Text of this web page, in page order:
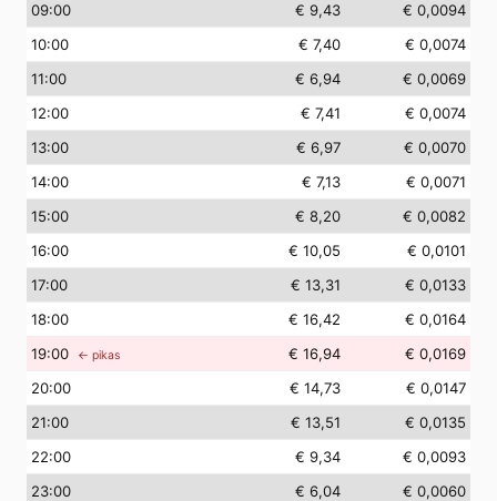
09:00 € 9,43
€ 0,0094
10:00 € 7,40
€ 0,0074
11:00 € 6,94
€ 0,0069
12:00 € 7,41
€ 0,0074
13:00 € 6,97
€ 0,0070
14:00 € 7,13
€ 0,0071
15:00 € 8,20
€ 0,0082
16:00 € 10,05
€ 0,0101
17:00 € 13,31
€ 0,0133
18:00 € 16,42
€ 0,0164
19:00 ← pikas € 16,94
€ 0,0169
20:00 € 14,73
€ 0,0147
21:00 € 13,51
€ 0,0135
22:00 € 9,34
€ 0,0093
23:00 € 6,04 € 0,0060